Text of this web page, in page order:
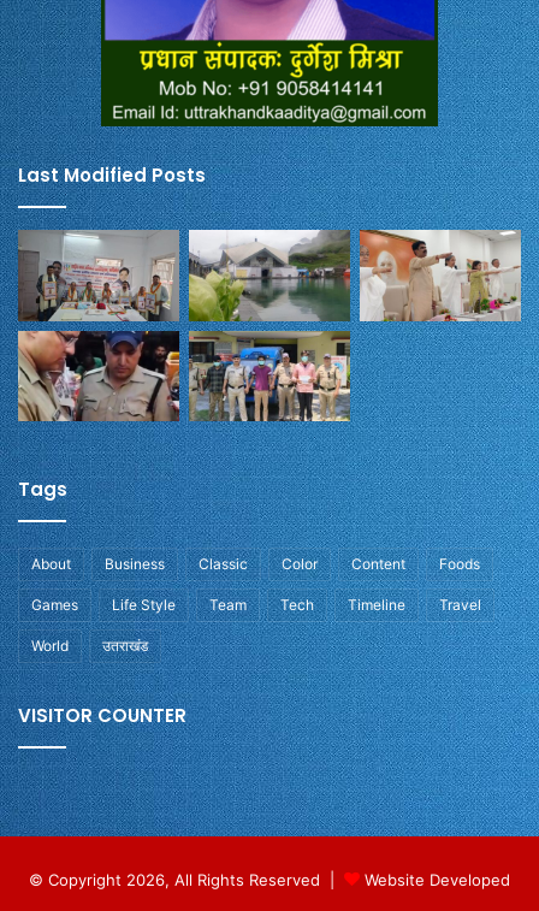
Last Modified Posts
Tags
About Business Classic Color Content Foods
Games Life Style Team Tech Timeline Travel
World उतराखंड
VISITOR COUNTER
© Copyright 2026, All Rights Reserved |
Website Developed